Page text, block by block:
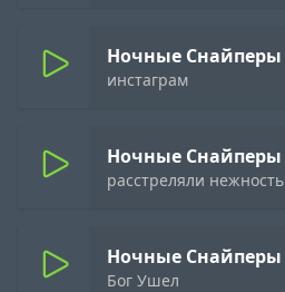
Ночные Снайперы
инстаграм
Ночные Снайперы
расстреляли нежность
Ночные Снайперы
Бог Ушел